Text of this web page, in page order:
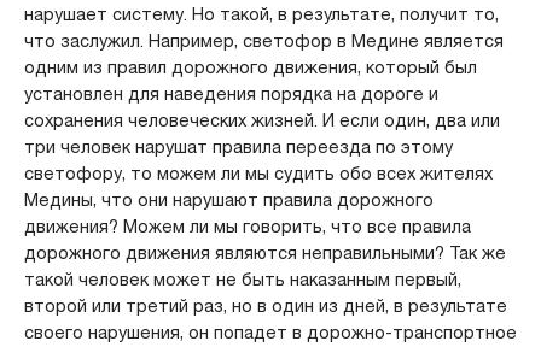
нарушает систему. Но такой, в результате, получит то,
что заслужил. Например, светофор в Медине является
одним из правил дорожного движения, который был
установлен для наведения порядка на дороге и
сохранения человеческих жизней. И если один, два или
три человек нарушат правила переезда по этому
светофору, то можем ли мы судить обо всех жителях
Медины, что они нарушают правила дорожного
движения? Можем ли мы говорить, что все правила
дорожного движения являются неправильными? Так же
такой человек может не быть наказанным первый,
второй или третий раз, но в один из дней, в результате
своего нарушения, он попадет в дорожно-транспортное